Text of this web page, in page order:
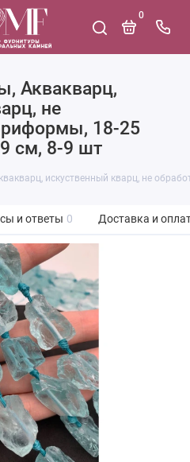
0
Аквакварц,
не
18-25
см, 8-9 шт
искуственный кварц, не
и ответы 0 Доставка и